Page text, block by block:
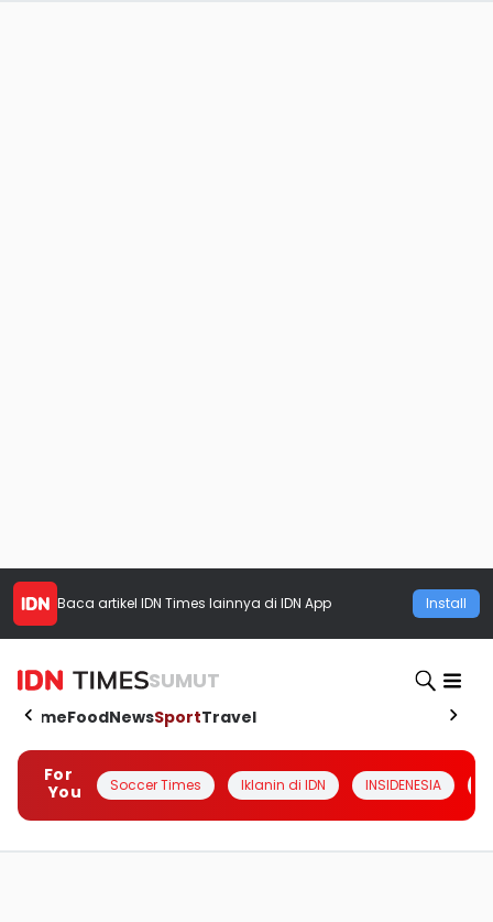
Baca artikel IDN Times lainnya di IDN App Install
SUMUT
HomeFoodNewsSportTravel
For
You
Soccer Times Iklanin di IDN INSIDENESIA